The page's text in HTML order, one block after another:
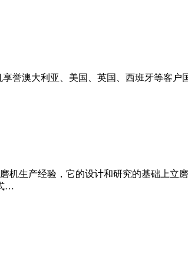
誉澳大利亚、美国、英国、西班牙等客
机生产经验，它的设计和研究的基础上
…